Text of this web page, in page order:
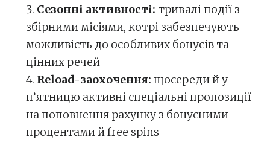
Сезонні активності: тривалі події з
збірними місіями, котрі забезпечують
можливість до особливих бонусів та
цінних речей
Reload-заохочення: щосереди й у
п’ятницю активні спеціальні пропозиції
на поповнення рахунку з бонусними
процентами й free spins